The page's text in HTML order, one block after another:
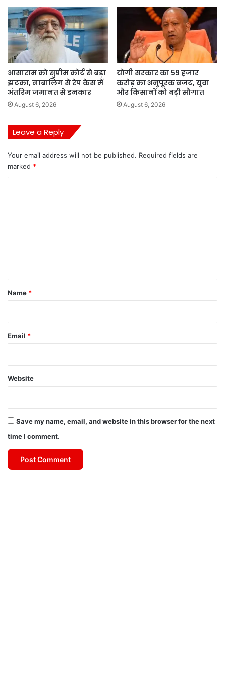
आसाराम को सुप्रीम कोर्ट से बड़ा
झटका, नाबालिग से रेप केस में
अंतरिम जमानत से इनकार
August 6, 2026
योगी सरकार का 59 हजार
करोड़ का अनुपूरक बजट, युवा
और किसानों को बड़ी सौगात
August 6, 2026
Leave a Reply
Your email address will not be published. Required fields are
marked *
*
Name *
Email *
Website
Save my name, email, and website in this browser for the next
time I comment.